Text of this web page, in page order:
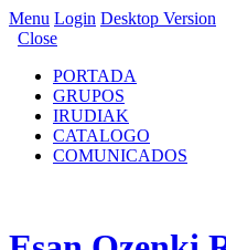
Menu Login Desktop Version
Close
PORTADA
GRUPOS
IRUDIAK
CATALOGO
COMUNICADOS